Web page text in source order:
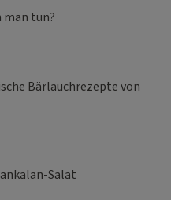
man tun?
Bärlauchrezepte von
Salat